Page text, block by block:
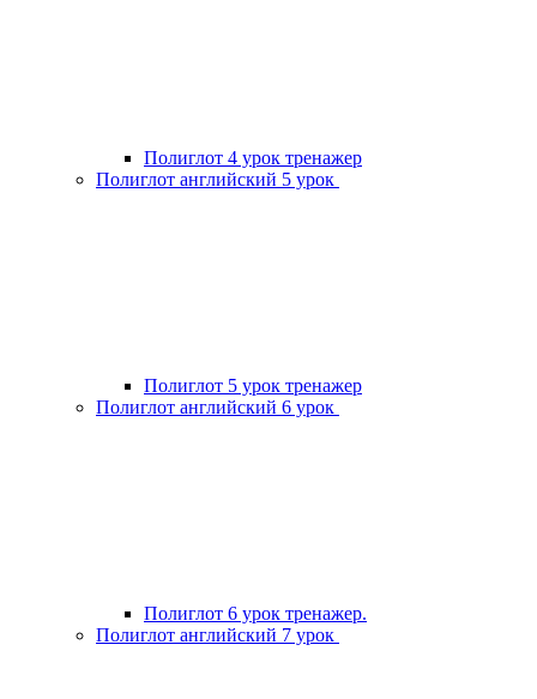
Полиглот 4 урок тренажер
Полиглот английский 5 урок
Полиглот 5 урок тренажер
Полиглот английский 6 урок
Полиглот 6 урок тренажер.
Полиглот английский 7 урок